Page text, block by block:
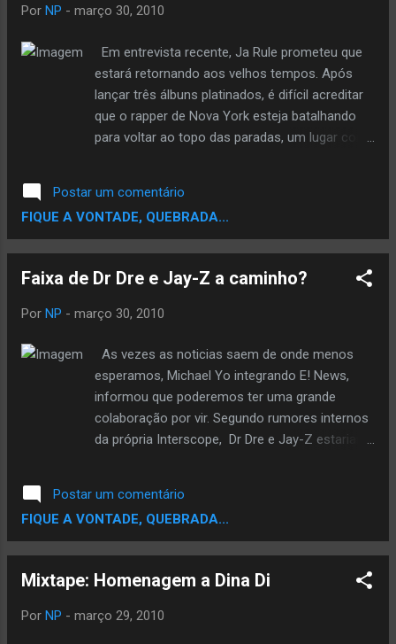
Por NP - março 30, 2010
Em entrevista recente, Ja Rule prometeu que
estará retornando aos velhos tempos. Após
lançar três álbuns platinados, é difícil acreditar
que o rapper de Nova York esteja batalhando
para voltar ao topo das paradas, um lugar com
apresentação ao vivo de seu novo single, The
Life , em um show realizado em Medellín,
Colômbia. Em notícia relacionada, o veterano
álbum de estúdio, VvV 2010 . O título é uma
referência ao álbum Venni Vetti Vecci - seu
performance de 'The Life' na Colômbia: By
Central do Rap
Postar um comentário
FIQUE A VONTADE, QUEBRADA...
Faixa de Dr Dre e Jay-Z a caminho?
Por NP - março 30, 2010
As vezes as noticias saem de onde menos
esperamos, Michael Yo integrando E! News,
informou que poderemos ter uma grande
colaboração por vir. Segundo rumores internos
da própria Interscope, Dr Dre e Jay-Z estariam
para que essa colaboração seja verdadeira.
Confira os Tweets: “Esperando isso para essa
semana, nova faixa do Jay-Z e Dr Dre!!! Mal
isso na Interscope Records!!” By Rapevolusom
Postar um comentário
FIQUE A VONTADE, QUEBRADA...
Mixtape: Homenagem a Dina Di
Por NP - março 29, 2010